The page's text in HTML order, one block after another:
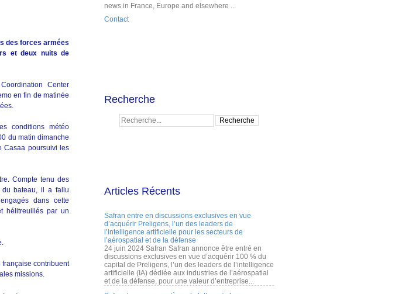
des forces armées
et deux nuits de
Center
en fin de matinée
conditions météo
du matin dimanche
Casaa poursuivi les
Compte tenu des
du bateau, il a fallu
dans cette
hélitreuillés par un
contribuent
missions.
news in France, Europe and elsewhere ...
Contact
Recherche
Articles Récents
Safran entre en discussions exclusives en vue
d’acquérir Preligens, l’un des leaders de
l’intelligence artificielle pour les secteurs de
l’aérospatial et de la défense
24 juin 2024 Safran Safran annonce être entré en
discussions exclusives en vue d’acquérir 100 % du
capital de Preligens, l’un des leaders de l’intelligence
artificielle (IA) dédiée aux industries de l’aérospatial
et de la défense, pour une valeur d’entreprise...